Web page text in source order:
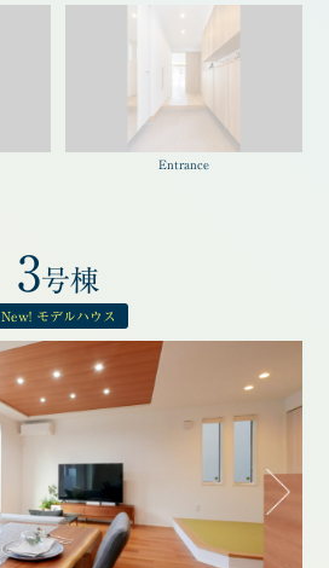
Entrance
3号棟
New! モデルハウス